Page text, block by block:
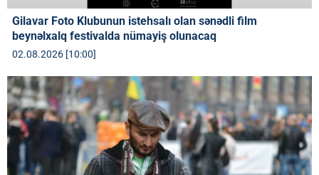
Gilavar Foto Klubunun istehsalı olan sənədli film
beynəlxalq festivalda nümayiş olunacaq
02.08.2026 [10:00]